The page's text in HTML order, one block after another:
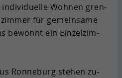
in­di­vi­du­el­le Woh­nen gren­
für ge­mein­sa­me
be­wohnt ein Ein­zel­zim­
Ron­ne­burg ste­hen zu­